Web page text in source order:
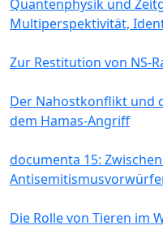
Quantenphysik und
Multiperspektivität,
Zur Restitution von NS-
Der Nahostkonflikt und
dem Hamas-Angriff
documenta 15:
Die Rolle von Tieren im